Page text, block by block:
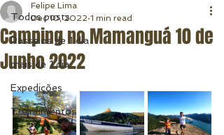
Todos posts
Passeios de 1 dia
mais de 1 dia
Expedições
Treinamentos
Camping no Mamanguá 10 de
Junho 2022
Felipe Lima
Dec 10, 2022 1 min read